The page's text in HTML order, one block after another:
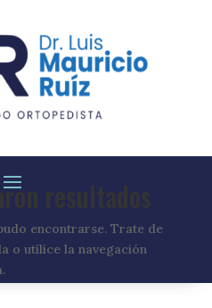
resultados
encontrarse. Trate de
o utilice la navegación